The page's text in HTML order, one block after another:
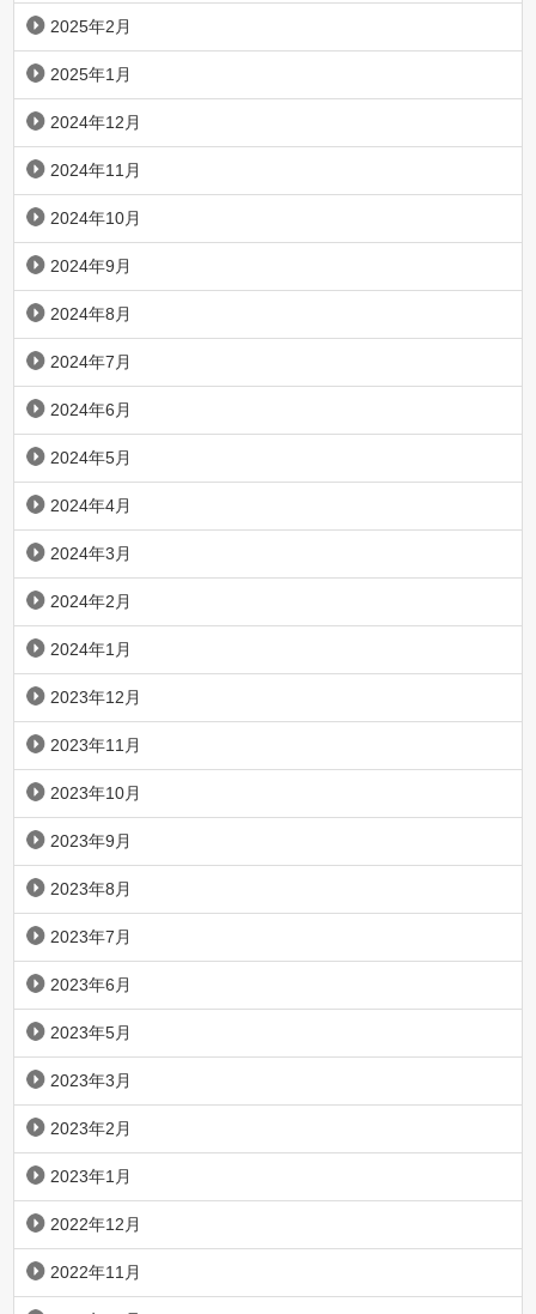
2025年2月
2025年1月
2024年12月
2024年11月
2024年10月
2024年9月
2024年8月
2024年7月
2024年6月
2024年5月
2024年4月
2024年3月
2024年2月
2024年1月
2023年12月
2023年11月
2023年10月
2023年9月
2023年8月
2023年7月
2023年6月
2023年5月
2023年3月
2023年2月
2023年1月
2022年12月
2022年11月